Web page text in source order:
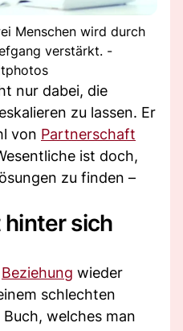
Menschen wird durch
verstärkt. -
nur dabei, die
zu lassen. Er
von Partnerschaft
ist doch,
zu finden –
sich
Beziehung wieder
schlechten
welches man